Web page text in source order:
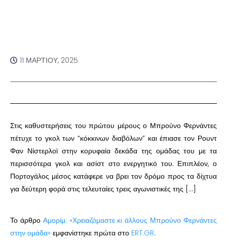
11 ΜΑΡΤΊΟΥ, 2025
Στις καθυστερήσεις του πρώτου μέρους ο Μπρούνο Φερνάντες
πέτυχε το γκολ των “κόκκινων διαβόλων” και έπιασε τον Ρουντ
Φαν Νίστερλοϊ στην κορυφαία δεκάδα της ομάδας του με τα
περισσότερα γκολ και ασίστ στο ενεργητικό του. Επιπλέον, ο
Πορτογάλος μέσος κατάφερε να βρει τον δρόμο προς τα δίχτυα
για δεύτερη φορά στις τελευταίες τρεις αγωνιστικές της […]
Το άρθρο Αμορίμ: «Χρειαζόμαστε κι άλλους Μπρούνο Φερνάντες
στην ομάδα» εμφανίστηκε πρώτα στο ERT.GR.